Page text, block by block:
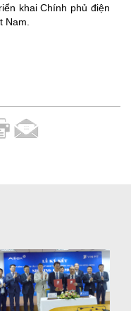
khai Chính phủ điện
Nam.